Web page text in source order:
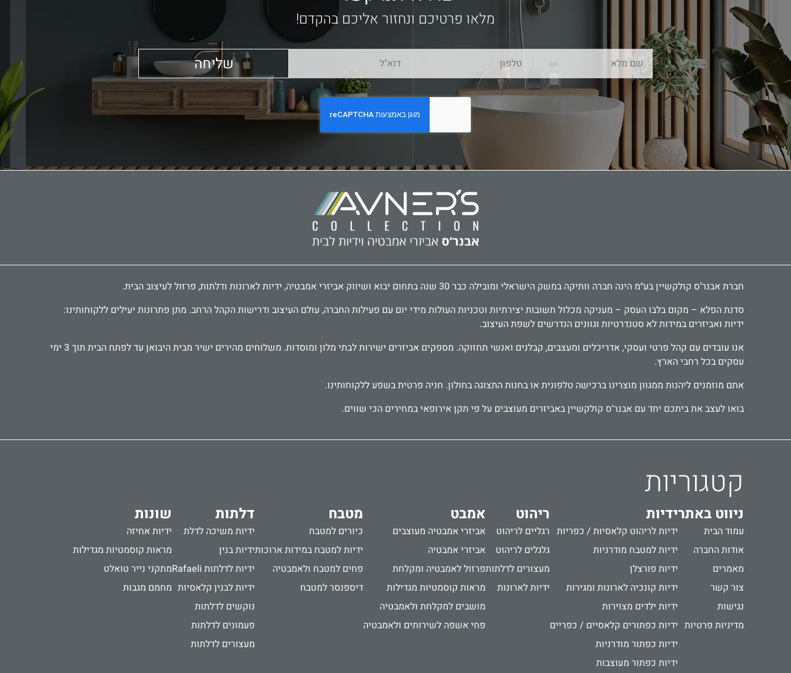
מלאו פרטיכם ונחזור אליכם בהקדם!
שליחה
חברת אבנר‘ס קולקשיין בע״מ הינה חברה וותיקה במשק הישראלי ומובילה כבר 30 שנה בתחום יבוא ושיווק אביזרי אמבטיה, ידיות לארונות ודלתות, פרזול לעיצוב הבית.
סדנת הפלא – מקום בלבו העסק – מעניקה מכלול תשובות יצירתיות וטכניות העולות מידי יום עם פעילות החברה, עולם העיצוב ודרישות הקהל הרחב. מתן פתרונות יעילים ללקוחותינו:
ידיות ואביזרים במידות לא סטנדרטיות וגוונים הנדרשים לשפת העיצוב.
אנו עובדים עם קהל פרטי ועסקי, אדריכלים ומעצבים, קבלנים ואנשי תחזוקה. מספקים אביזרים ישירות לבתי מלון ומוסדות. משלוחים מהירים ישיר מבית היבואן עד לפתח הבית תוך 3 ימי
עסקים בכל רחבי הארץ.
אתם מוזמנים ליהנות ממגוון מוצרינו ברכישה טלפונית או בחנות התצוגה בחולון. חניה פרטית בשפע ללקוחותינו.
בואו לעצב את ביתכם יחד עם אבנר‘ס קולקשיין באביזרים מעוצבים על פי תקן אירופאי במחירים הכי שווים.
קטגוריות
ניווט באתר
עמוד הבית
אודות החברה
מאמרים
צור קשר
נגישות
מדיניות פרטיות
ידיות
ידיות לריהוט קלאסיות / כפריות
ידיות למטבח מודרניות
ידיות פורצלן
ידיות קונכיה לארונות ומגירות
ידיות ילדים מצוירות
ידיות כפתורים קלאסיים / כפריים
ידיות כפתור מודרניות
ידיות כפתור מעוצבות
ריהוט
רגליים לריהוט
גלגלים לריהוט
מעצורים לדלתות
ידיות לארונות
אמבט
אביזרי אמבטיה מעוצבים
אביזרי אמבטיה
פרזול לאמבטיה ומקלחת
מראות קוסמטיות מגדילות
מושבים למקלחת ולאמבטיה
פחי אשפה לשירותים ולאמבטיה
מטבח
כיורים למטבח
ידיות למטבח במידות ארוכות
פחים למטבח ולאמבטיה
דיספנסר למטבח
דלתות
ידיות משיכה לדלת
ידיות בנין
ידיות לדלתות Rafaeli
ידיות לבנין קלאסיות
נוקשים לדלתות
פעמונים לדלתות
מעצורים לדלתות
שונות
ידיות אחיזה
מראות קוסמטיות מגדילות
מתקני נייר טואלט
מחמם מגבות